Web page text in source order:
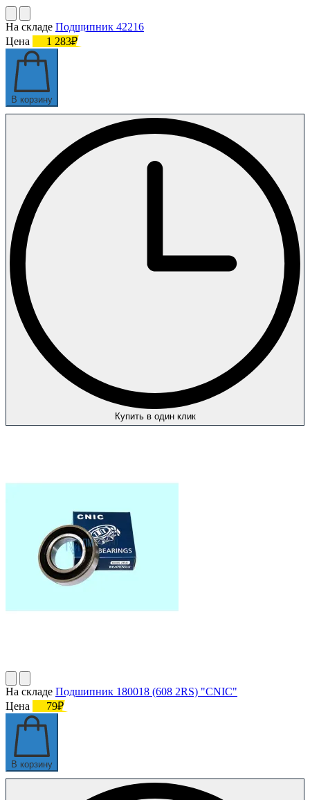
На складе Подшипник 42216
Цена
1 283₽
В корзину
Купить в один клик
На складе Подшипник 180018 (608 2RS) "CNIC"
Цена
79₽
В корзину